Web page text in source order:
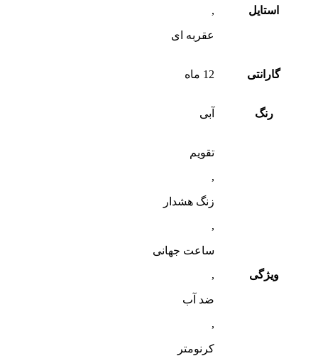
استایل
,
عقربه ای
گارانتی 12 ماه
رنگ آبی
ویژگی
تقویم
,
زنگ هشدار
,
ساعت جهانی
,
ضد آب
,
کرنومتر